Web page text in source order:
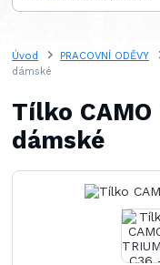
Úvod PRACOVNÍ ODĚVY
dámské
Tílko CAMO
dámské